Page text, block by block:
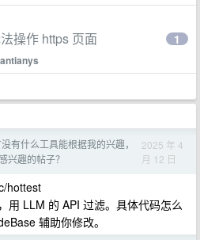
操作 https 页面 1
有什么工具能根据我的兴趣，
兴趣的帖子？
2025 年 4
月 12 日
hottest
用 LLM 的 API 过滤。具体代码怎么
辅助你修改。